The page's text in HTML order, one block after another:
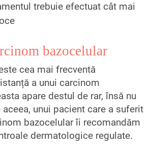
trebuie efectuat cât mai
bazocelular
cea mai frecventă
a unui carcinom
apare destul de rar, însă nu
aceea, unui pacient care a suferit
bazocelular îi recomandăm
dermatologice regulate.